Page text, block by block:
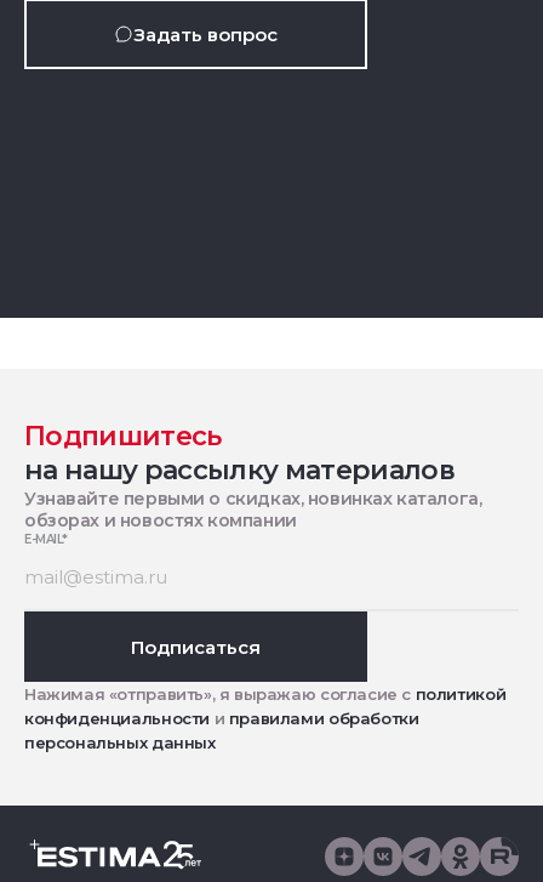
Задать вопрос
Подпишитесь
на нашу рассылку материалов
Узнавайте первыми о скидках, новинках каталога,
обзорах и новостях компании
E-MAIL*
Подписаться
Нажимая «отправить», я выражаю согласие с политикой
конфиденциальности и правилами обработки
персональных данных